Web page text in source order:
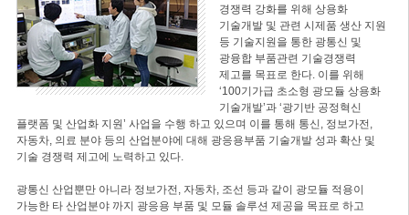
경쟁력 강화를 위해 상용화
기술개발 및 관련 시제품 생산 지원
등 기술지원을 통한 광통신 및
광융합 부품관련 기술경쟁력
제고를 목표로 한다. 이를 위해
‘100기가급 초소형 광모듈 상용화
기술개발’과 ‘광기반 공정혁신
플랫폼 및 산업화 지원’ 사업을 수행 하고 있으며 이를 통해 통신, 정보가전,
자동차, 의료 분야 등의 산업분야에 대해 광응용부품 기술개발 성과 확산 및
기술 경쟁력 제고에 노력하고 있다.
광통신 산업뿐만 아니라 정보가전, 자동차, 조선 등과 같이 광모듈 적용이
가능한 타 산업분야 까지 광응용 부품 및 모듈 솔루션 제공을 목표로 하고